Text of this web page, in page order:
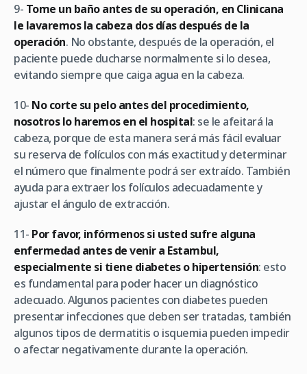
9- Tome un baño antes de su operación, en Clinicana
le lavaremos la cabeza dos días después de la
operación. No obstante, después de la operación, el
paciente puede ducharse normalmente si lo desea,
evitando siempre que caiga agua en la cabeza.
10- No corte su pelo antes del procedimiento,
nosotros lo haremos en el hospital: se le afeitará la
cabeza, porque de esta manera será más fácil evaluar
su reserva de folículos con más exactitud y determinar
el número que finalmente podrá ser extraído. También
ayuda para extraer los folículos adecuadamente y
ajustar el ángulo de extracción.
11- Por favor, infórmenos si usted sufre alguna
enfermedad antes de venir a Estambul,
especialmente si tiene diabetes o hipertensión: esto
es fundamental para poder hacer un diagnóstico
adecuado. Algunos pacientes con diabetes pueden
presentar infecciones que deben ser tratadas, también
algunos tipos de dermatitis o isquemia pueden impedir
o afectar negativamente durante la operación.